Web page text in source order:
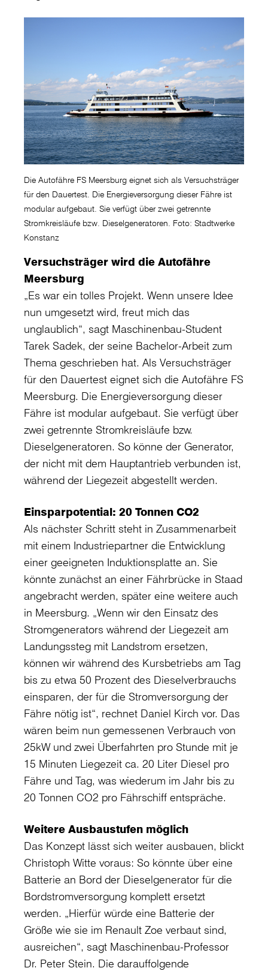
Die Autofähre FS Meersburg eignet sich als Versuchsträger
für den Dauertest. Die Energieversorgung dieser Fähre ist
modular aufgebaut. Sie verfügt über zwei getrennte
Stromkreisläufe bzw. Dieselgeneratoren. Foto: Stadtwerke
Konstanz
Versuchsträger wird die Autofähre
Meersburg
„Es war ein tolles Projekt. Wenn unsere Idee
nun umgesetzt wird, freut mich das
unglaublich“, sagt Maschinenbau-Student
Tarek Sadek, der seine Bachelor-Arbeit zum
Thema geschrieben hat. Als Versuchsträger
für den Dauertest eignet sich die Autofähre FS
Meersburg. Die Energieversorgung dieser
Fähre ist modular aufgebaut. Sie verfügt über
zwei getrennte Stromkreisläufe bzw.
Dieselgeneratoren. So könne der Generator,
der nicht mit dem Hauptantrieb verbunden ist,
während der Liegezeit abgestellt werden.
Einsparpotential: 20 Tonnen CO2
Als nächster Schritt steht in Zusammenarbeit
mit einem Industriepartner die Entwicklung
einer geeigneten Induktionsplatte an. Sie
könnte zunächst an einer Fährbrücke in Staad
angebracht werden, später eine weitere auch
in Meersburg. „Wenn wir den Einsatz des
Stromgenerators während der Liegezeit am
Landungssteg mit Landstrom ersetzen,
können wir während des Kursbetriebs am Tag
bis zu etwa 50 Prozent des Dieselverbrauchs
einsparen, der für die Stromversorgung der
Fähre nötig ist“, rechnet Daniel Kirch vor. Das
wären beim nun gemessenen Verbrauch von
25kW und zwei Überfahrten pro Stunde mit je
15 Minuten Liegezeit ca. 20 Liter Diesel pro
Fähre und Tag, was wiederum im Jahr bis zu
20 Tonnen CO2 pro Fährschiff entspräche.
Weitere Ausbaustufen möglich
Das Konzept lässt sich weiter ausbauen, blickt
Christoph Witte voraus: So könnte über eine
Batterie an Bord der Dieselgenerator für die
Bordstromversorgung komplett ersetzt
werden. „Hierfür würde eine Batterie der
Größe wie sie im Renault Zoe verbaut sind,
ausreichen“, sagt Maschinenbau-Professor
Dr. Peter Stein. Die darauffolgende